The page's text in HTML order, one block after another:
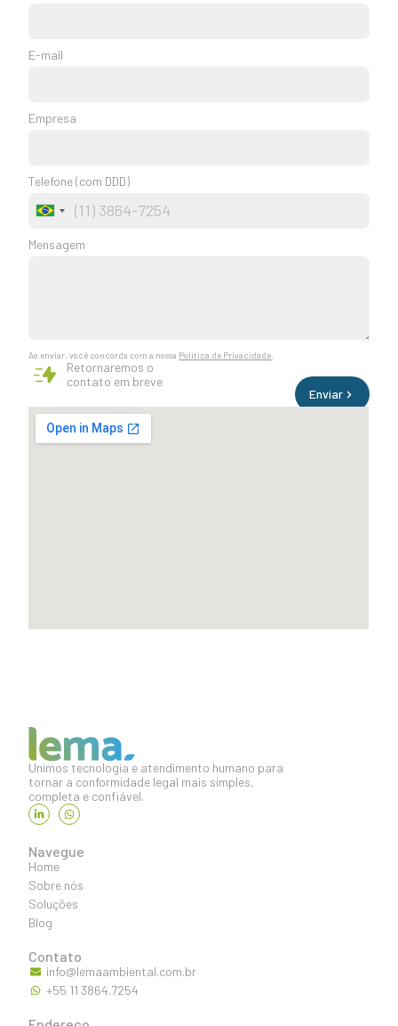
E-mail
Empresa
Telefone (com DDD)
Brazil
Mensagem
Ao enviar, você concorda com a nossa Política de Privacidade
Enviar
Retornaremos o
contato em breve
Unimos tecnologia e atendimento humano para
tornar a conformidade legal mais simples,
completa e confiável.
Navegue
Home
Sobre nós
Soluções
Blog
Contato
info@lemaambiental.com.br
+55 11 3864.7254